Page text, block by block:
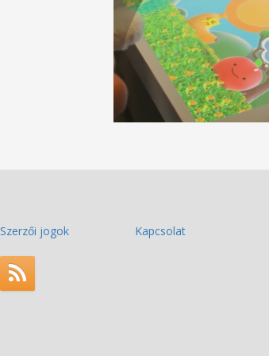
Szerzői jogok Kapcsolat